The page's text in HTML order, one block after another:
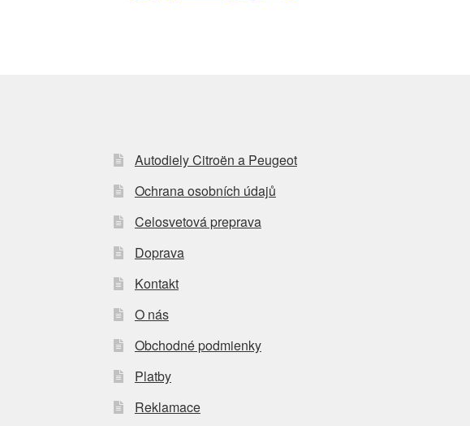
Autodiely Citroën a Peugeot
Ochrana osobních údajů
Celosvetová preprava
Doprava
Kontakt
O nás
Obchodné podmienky
Platby
Reklamace